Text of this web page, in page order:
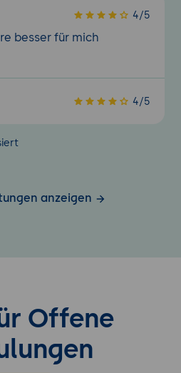
4/5
besser für mich
4/5
anzeigen
Offene